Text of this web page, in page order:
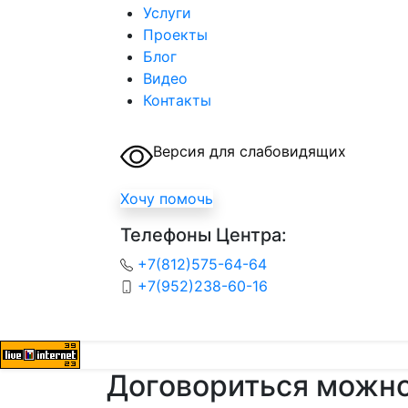
Услуги
Проекты
Блог
Видео
Контакты
Версия для слабовидящих
Хочу помочь
Телефоны Центра:
+7(812)575-64-64
+7(952)238-60-16
Договориться